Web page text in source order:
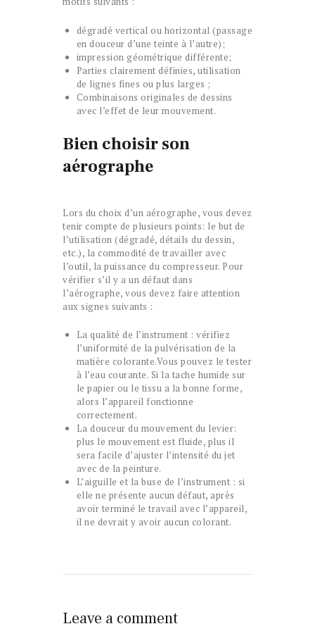
dégradé vertical ou horizontal (passage
en douceur d’une teinte à l’autre);
impression géométrique différente;
Parties clairement définies, utilisation
de lignes fines ou plus larges ;
Combinaisons originales de dessins
avec l’effet de leur mouvement.
Bien choisir son
aérographe
Lors du choix d’un aérographe, vous devez
tenir compte de plusieurs points: le but de
l’utilisation (dégradé, détails du dessin,
etc.), la commodité de travailler avec
l’outil, la puissance du compresseur. Pour
vérifier s’il y a un défaut dans
l’aérographe, vous devez faire attention
aux signes suivants :
La qualité de l’instrument : vérifiez
l’uniformité de la pulvérisation de la
matière colorante.Vous pouvez le tester
à l’eau courante. Si la tache humide sur
le papier ou le tissu a la bonne forme,
alors l’appareil fonctionne
correctement.
La douceur du mouvement du levier:
plus le mouvement est fluide, plus il
sera facile d’ajuster l’intensité du jet
avec de la peinture.
L’aiguille et la buse de l’instrument : si
elle ne présente aucun défaut, après
avoir terminé le travail avec l’appareil,
il ne devrait y avoir aucun colorant.
Leave a comment